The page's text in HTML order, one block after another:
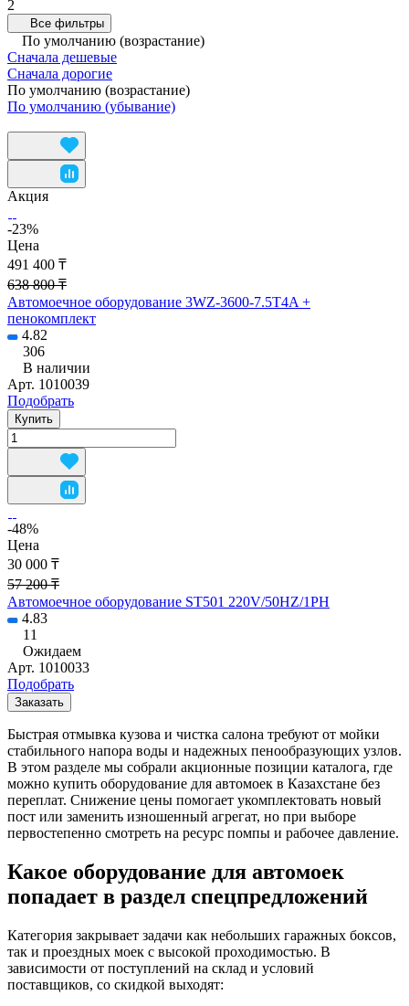
2
Все фильтры
По умолчанию (возрастание)
Сначала дешевые
Сначала дорогие
По умолчанию (возрастание)
По умолчанию (убывание)
Акция
-23%
Цена
491 400 ₸
638 800 ₸
Автомоечное оборудование 3WZ-3600-7.5T4A +
пенокомплект
4.82
306
В наличии
Арт. 1010039
Подобрать
Купить
-48%
Цена
30 000 ₸
57 200 ₸
Автомоечное оборудование ST501 220V/50HZ/1PH
4.83
11
Ожидаем
Арт. 1010033
Подобрать
Заказать
Быстрая отмывка кузова и чистка салона требуют от мойки
стабильного напора воды и надежных пенообразующих узлов.
В этом разделе мы собрали акционные позиции каталога, где
можно купить оборудование для автомоек в Казахстане без
переплат. Снижение цены помогает укомплектовать новый
пост или заменить изношенный агрегат, но при выборе
первостепенно смотреть на ресурс помпы и рабочее давление.
Какое оборудование для автомоек
попадает в раздел спецпредложений
Категория закрывает задачи как небольших гаражных боксов,
так и проездных моек с высокой проходимостью. В
зависимости от поступлений на склад и условий
поставщиков, со скидкой выходят: